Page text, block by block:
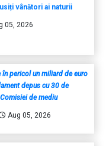
vânători ai naturii
05, 2026
în pericol un miliard de euro
depus cu 30 de
de mediu
Aug 05, 2026